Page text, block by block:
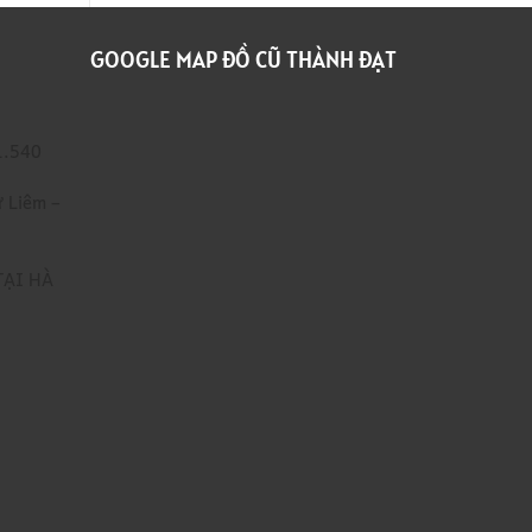
GOOGLE MAP ĐỒ CŨ THÀNH ĐẠT